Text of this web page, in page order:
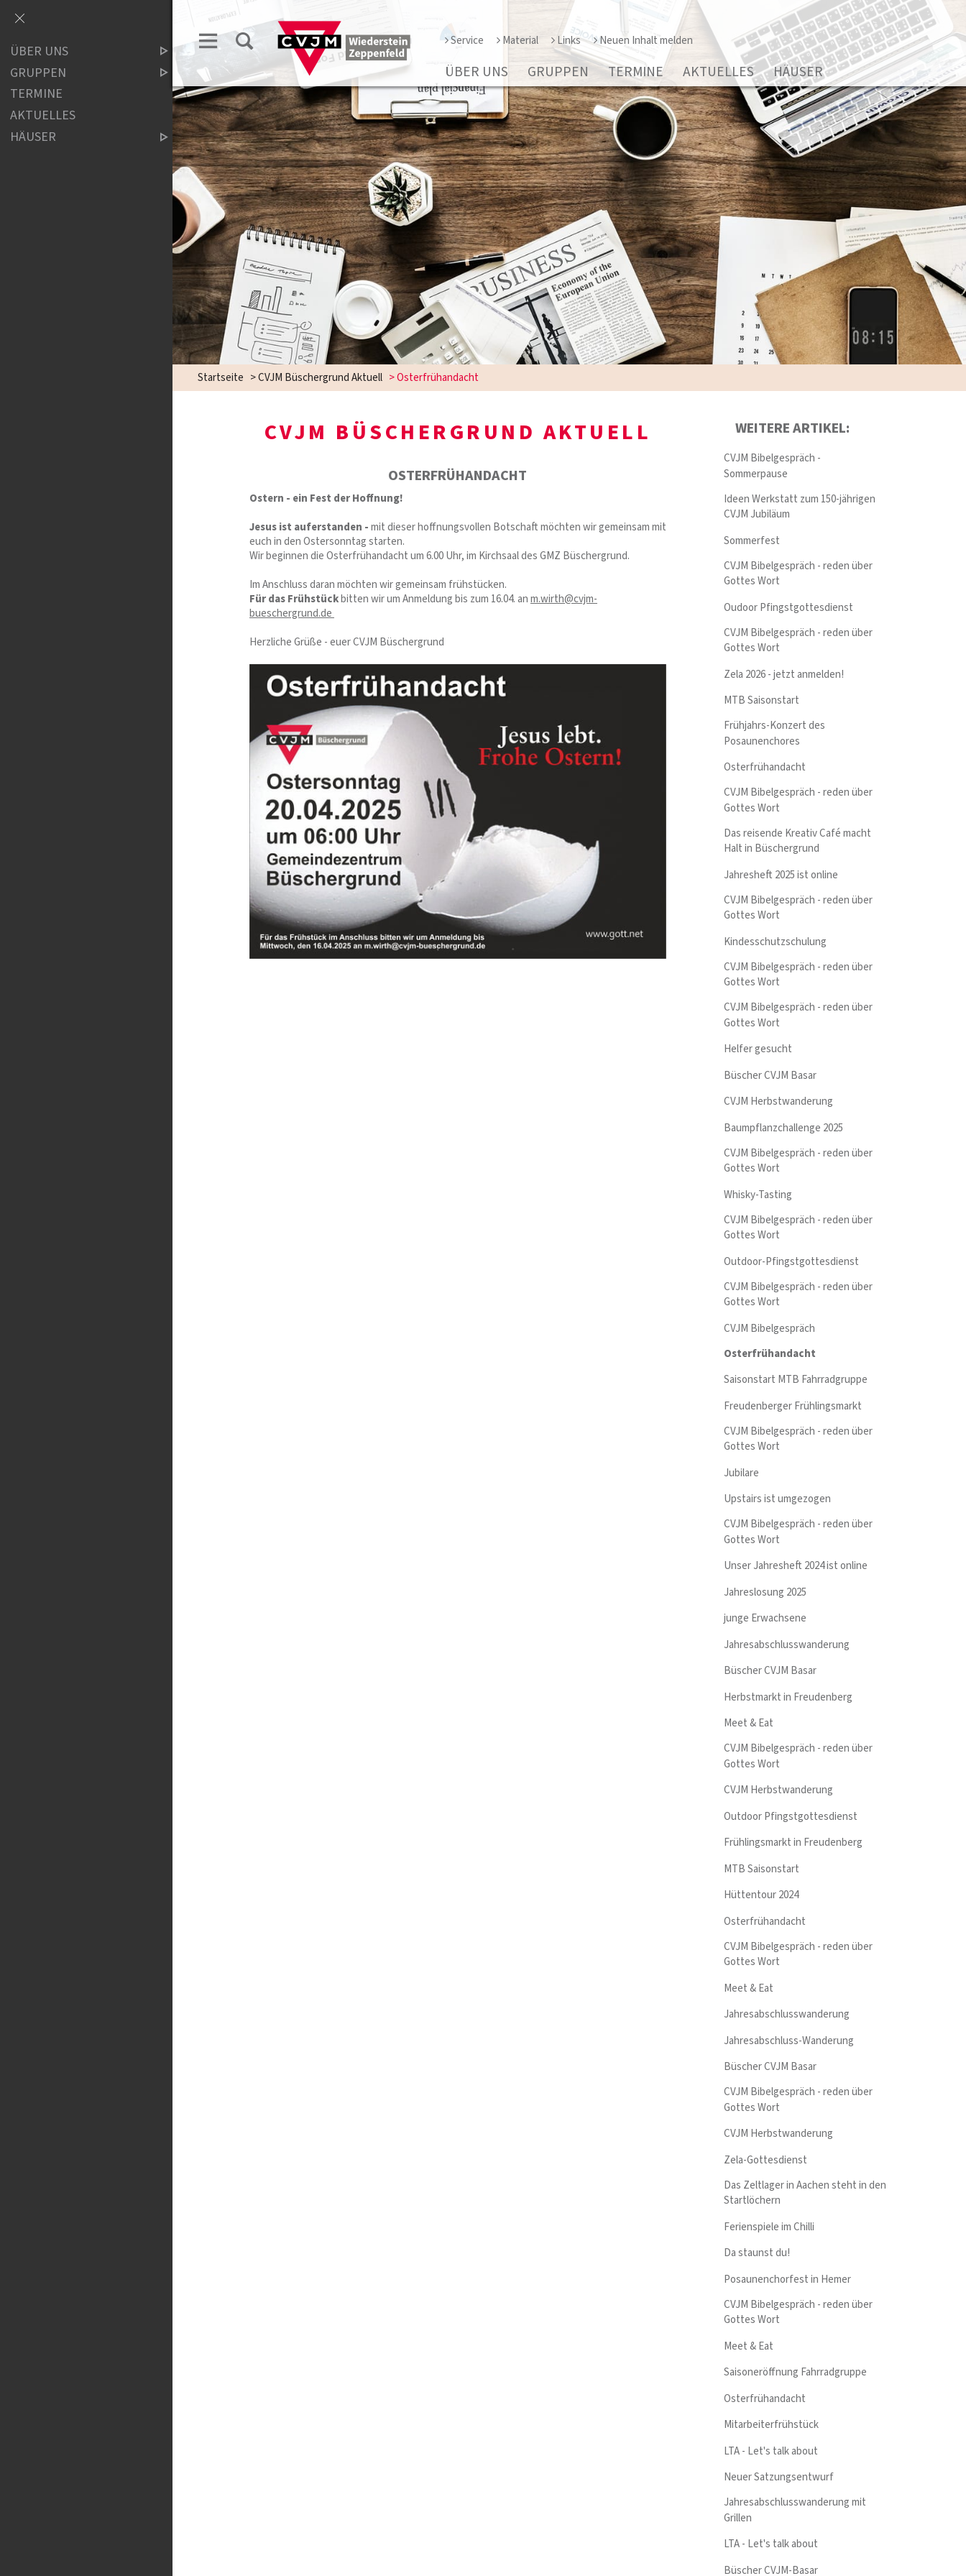
Service Material Links Neuen Inhalt melden
ÜBER UNS GRUPPEN TERMINE AKTUELLES HÄUSER
Startseite >CVJM Büschergrund Aktuell >Osterfrühandacht
CVJM BÜSCHERGRUND AKTUELL
OSTERFRÜHANDACHT
Ostern - ein Fest der Hoffnung!
Jesus ist auferstanden -mit dieser hoffnungsvollen Botschaft möchten wir gemeinsam mit
euch in den Ostersonntag starten.
Wir beginnen die Osterfrühandacht um 6.00 Uhr, im Kirchsaal des GMZ Büschergrund.
Im Anschluss daran möchten wir gemeinsam frühstücken.
Für das Frühstückbitten wir um Anmeldung bis zum 16.04. anm.wirth@cvjm-
bueschergrund.de
Herzliche Grüße - euer CVJM Büschergrund
WEITERE ARTIKEL:
CVJM Bibelgespräch -
Sommerpause
Ideen Werkstatt zum 150-jährigen
CVJM Jubiläum
Sommerfest
CVJM Bibelgespräch - reden über
Gottes Wort
Oudoor Pfingstgottesdienst
CVJM Bibelgespräch - reden über
Gottes Wort
Zela 2026 - jetzt anmelden!
MTB Saisonstart
Frühjahrs-Konzert des
Posaunenchores
Osterfrühandacht
CVJM Bibelgespräch - reden über
Gottes Wort
Das reisende Kreativ Café macht
Halt in Büschergrund
Jahresheft 2025 ist online
CVJM Bibelgespräch - reden über
Gottes Wort
Kindesschutzschulung
CVJM Bibelgespräch - reden über
Gottes Wort
CVJM Bibelgespräch - reden über
Gottes Wort
Helfer gesucht
Büscher CVJM Basar
CVJM Herbstwanderung
Baumpflanzchallenge 2025
CVJM Bibelgespräch - reden über
Gottes Wort
Whisky-Tasting
CVJM Bibelgespräch - reden über
Gottes Wort
Outdoor-Pfingstgottesdienst
CVJM Bibelgespräch - reden über
Gottes Wort
CVJM Bibelgespräch
Osterfrühandacht
Saisonstart MTB Fahrradgruppe
Freudenberger Frühlingsmarkt
CVJM Bibelgespräch - reden über
Gottes Wort
Jubilare
Upstairs ist umgezogen
CVJM Bibelgespräch - reden über
Gottes Wort
Unser Jahresheft 2024 ist online
Jahreslosung 2025
junge Erwachsene
Jahresabschlusswanderung
Büscher CVJM Basar
Herbstmarkt in Freudenberg
Meet & Eat
CVJM Bibelgespräch - reden über
Gottes Wort
CVJM Herbstwanderung
Outdoor Pfingstgottesdienst
Frühlingsmarkt in Freudenberg
MTB Saisonstart
Hüttentour 2024
Osterfrühandacht
CVJM Bibelgespräch - reden über
Gottes Wort
Meet & Eat
Jahresabschlusswanderung
Jahresabschluss-Wanderung
Büscher CVJM Basar
CVJM Bibelgespräch - reden über
Gottes Wort
CVJM Herbstwanderung
Zela-Gottesdienst
Das Zeltlager in Aachen steht in den
Startlöchern
Ferienspiele im Chilli
Da staunst du!
Posaunenchorfest in Hemer
CVJM Bibelgespräch - reden über
Gottes Wort
Meet & Eat
Saisoneröffnung Fahrradgruppe
Osterfrühandacht
Mitarbeiterfrühstück
LTA - Let's talk about
Neuer Satzungsentwurf
Jahresabschlusswanderung mit
Grillen
LTA - Let's talk about
Büscher CVJM-Basar
ÜBER UNS
GRUPPEN
TERMINE
AKTUELLES
HÄUSER